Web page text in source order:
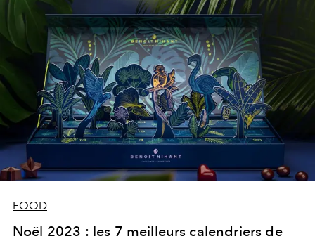
FOOD
Noël 2023 : les 7 meilleurs calendriers de